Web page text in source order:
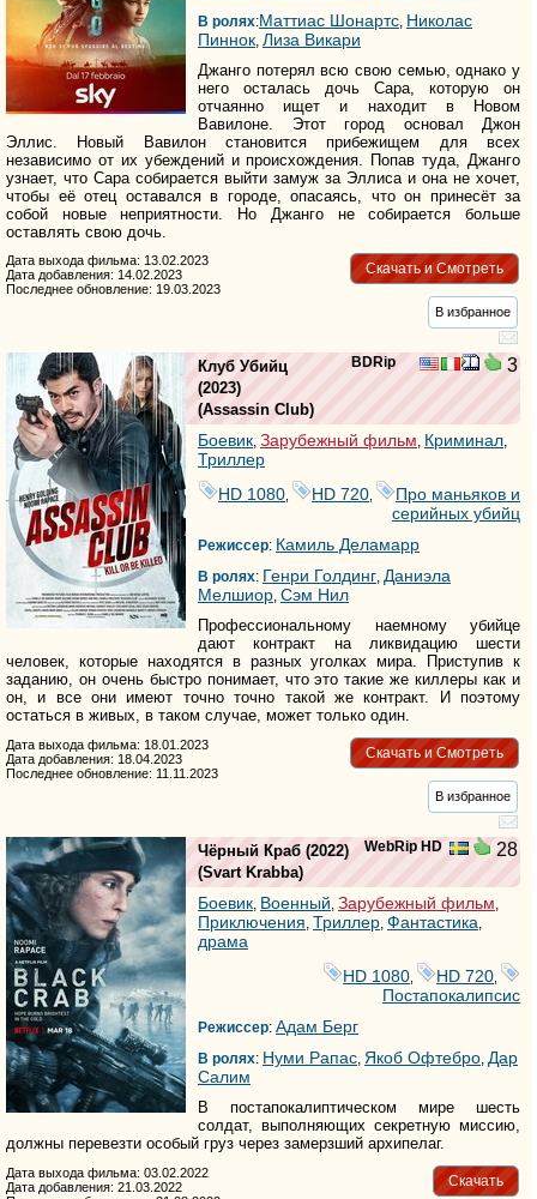
В ролях:Маттиас Шонартс Николас
Пиннок Лиза Викари
Джанго потерял всю свою семью, однако у
него осталась дочь Сара, которую он
отчаянно ищет и находит в Новом
Вавилоне. Этот город основал Джон
Эллис. Новый Вавилон становится прибежищем для всех
независимо от их убеждений и происхождения. Попав туда, Джанго
узнает, что Сара собирается выйти замуж за Эллиса и она не хочет,
чтобы её отец оставался в городе, опасаясь, что он принесёт за
собой новые неприятности. Но Джанго не собирается больше
оставлять свою дочь.
Скачать и Смотреть
Дата выхода фильма: 13.02.2023
Дата добавления: 14.02.2023
Последнее обновление: 19.03.2023
В избранное
BDRip 3
Клуб Убийц
(2023)
(Assassin Club)
Боевик, Зарубежный фильм, Криминал,
Триллер
HD 1080, HD 720,
Про маньяков и
серийных убийц
Режиссер: Камиль Деламарр
В ролях: Генри Голдинг, Даниэла
Мелшиор, Сэм Нил
Профессиональному наемному убийце
дают контракт на ликвидацию шести
человек, которые находятся в разных уголках мира. Приступив к
заданию, он очень быстро понимает, что это такие же киллеры как и
он, и все они имеют точно точно такой же контракт. И поэтому
остаться в живых, в таком случае, может только один.
Скачать и Смотреть
Дата выхода фильма: 18.01.2023
Дата добавления: 18.04.2023
Последнее обновление: 11.11.2023
В избранное
WebRip HD 28
Чёрный Краб (2022)
(Svart Krabba)
Боевик, Военный, Зарубежный фильм,
Приключения, Триллер, Фантастика,
драма
HD 1080
HD 720
Постапокалипсис
Режиссер: Адам Берг
В ролях: Нуми Рапас, Якоб Офтебро, Дар
Салим
В постапокалиптическом мире шесть
солдат, выполняющих секретную миссию,
должны перевезти особый груз через замерзший архипелаг.
Скачать
Дата выхода фильма: 03.02.2022
Дата добавления: 21.03.2022